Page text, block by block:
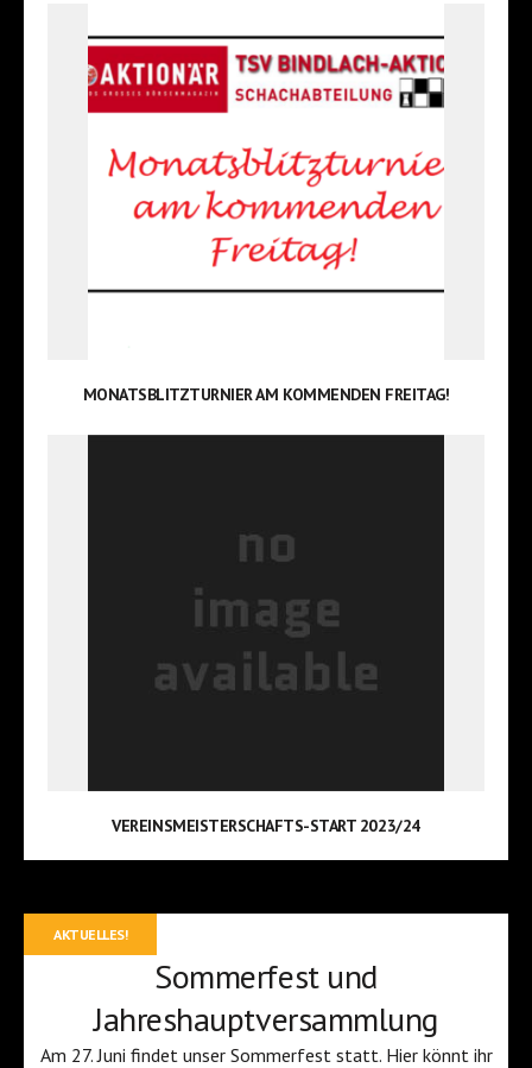
MONATSBLITZTURNIER AM KOMMENDEN FREITAG!
VEREINSMEISTERSCHAFTS-START 2023/24
AKTUELLES!
Sommerfest und
Jahreshauptversammlung
Am 27. Juni findet unser Sommerfest statt. Hier könnt ihr